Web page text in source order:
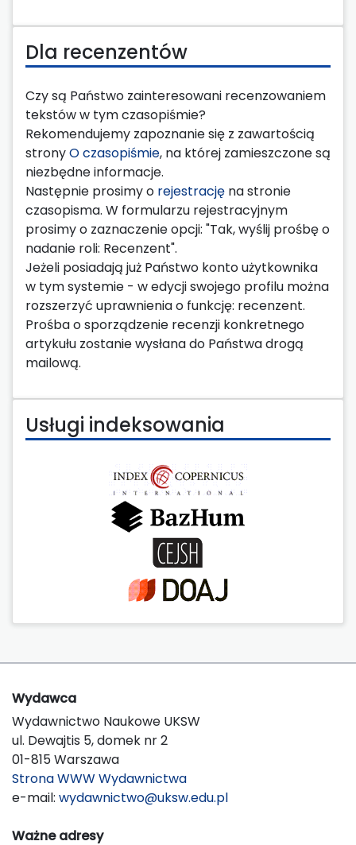
Dla recenzentów
Czy są Państwo zainteresowani recenzowaniem
tekstów w tym czasopiśmie?
Rekomendujemy zapoznanie się z zawartością
stronyO czasopiśmie, na której zamieszczone są
niezbędne informacje.
Następnie prosimy o rejestrację na stronie
czasopisma. W formularzu rejestracyjnym
prosimy o zaznaczenie opcji: "Tak, wyślij prośbę o
nadanie roli: Recenzent".
Jeżeli posiadają już Państwo konto użytkownika
w tym systemie - w edycji swojego profilu można
rozszerzyć uprawnienia o funkcję: recenzent.
Prośba o sporządzenie recenzji konkretnego
artykułu zostanie wysłana do Państwa drogą
mailową.
Usługi indeksowania
Wydawca
Wydawnictwo Naukowe UKSW
ul. Dewajtis 5, domek nr 2
01-815 Warszawa
Strona WWW Wydawnictwa
e-mail: wydawnictwo@uksw.edu.pl
Ważne adresy